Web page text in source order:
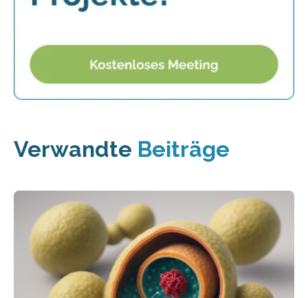
Verwandte Beiträge